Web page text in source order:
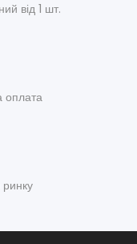
від 1 шт.
оплата
ринку